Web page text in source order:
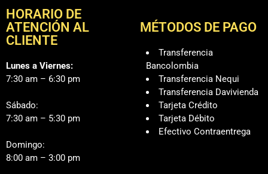
HORARIO DE
ATENCIÓN AL
CLIENTE
Lunes a Viernes:
7:30 am – 6:30 pm
Sábado:
7:30 am – 5:30 pm
Domingo:
8:00 am – 3:00 pm
MÉTODOS DE PAGO
Transferencia
Bancolombia
Transferencia Nequi
Transferencia Davivienda
Tarjeta Crédito
Tarjeta Débito
Efectivo Contraentrega